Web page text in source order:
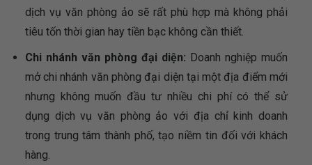
dịch vụ văn phòng ảo sẽ rất phù hợp mà không phải
tiêu tốn thời gian hay tiền bạc không cần thiết.
Chi nhánh văn phòng đại diện: Doanh nghiệp muốn
mở chi nhánh văn phòng đại diện tại một địa điểm mới
nhưng không muốn đầu tư nhiều chi phí có thể sử
dụng dịch vụ văn phòng ảo với địa chỉ kinh doanh
trong trung tâm thành phố, tạo niềm tin đối với khách
hàng.